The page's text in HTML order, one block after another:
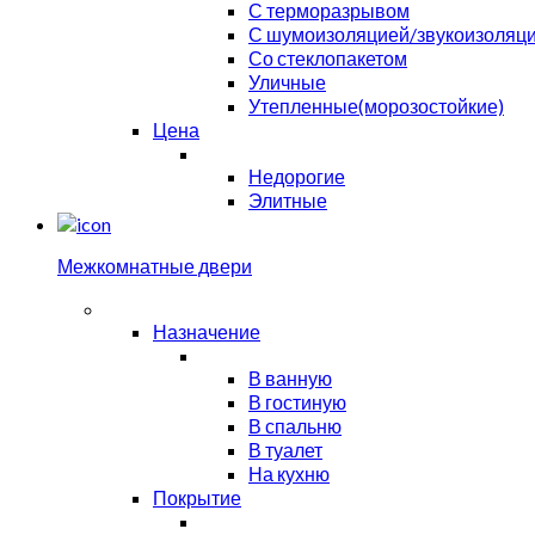
С терморазрывом
С шумоизоляцией/
Со стеклопакетом
Уличные
Утепленные(морозостойкие)
Цена
Недорогие
Элитные
Межкомнатные двери
Назначение
В ванную
В гостиную
В спальню
В туалет
На кухню
Покрытие